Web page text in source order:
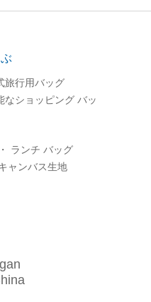
旅行用バッグ
なショッピング バッ
ランチ バッグ
ャンバス生地